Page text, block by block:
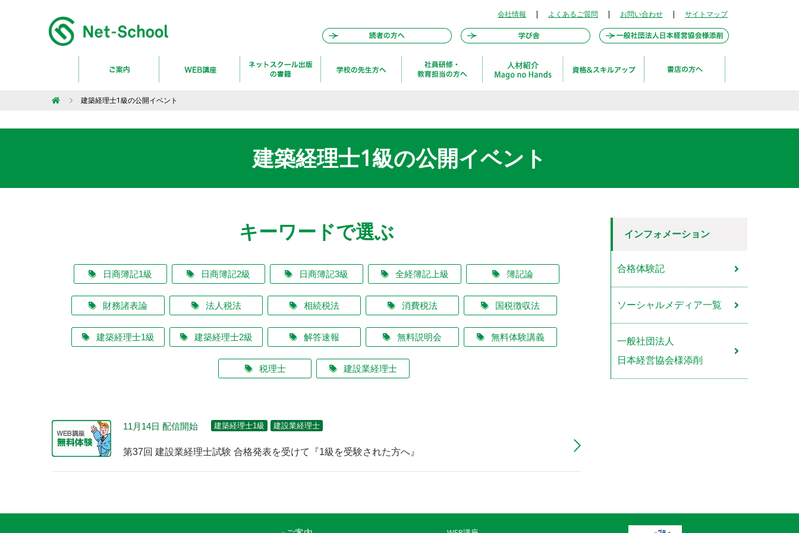
会社情報 | よくあるご質問 | お問い合わせ | サイトマップ
建築経理士1級の公開イベント
建築経理士1級の公開イベント
キーワードで選ぶ
日商簿記1級 日商簿記2級 日商簿記3級 全経簿記上級 簿記論
財務諸表論 法人税法 相続税法 消費税法 国税徴収法
建築経理士1級 建築経理士2級 解答速報 無料説明会 無料体験講義
税理士 建設業経理士
11月14日 配信開始 建築経理士1級 建設業経理士
第37回 建設業経理士試験 合格発表を受けて『1級を受験された方へ』
インフォメーション
合格体験記
ソーシャルメディア一覧
一般社団法人
日本経営協会様添削